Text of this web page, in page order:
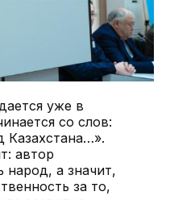
уже в
со слов:
автор
народ, а значит,
за то,